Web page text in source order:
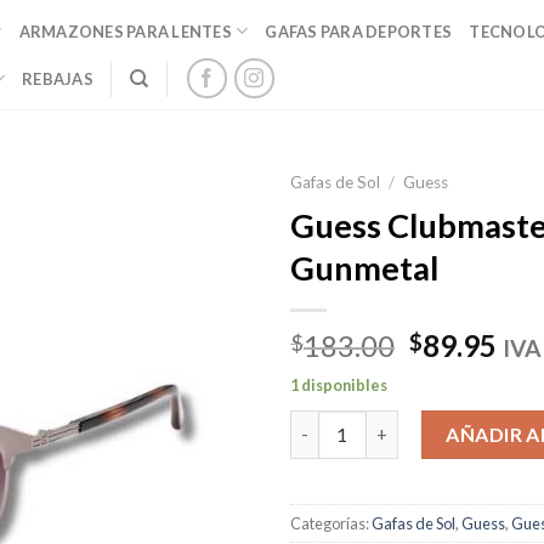
ARMAZONES PARA LENTES GAFAS PARA DEPORTES
REBAJAS
Gafas de Sol / Guess
Guess
Gunmetal
$183.00 El
original
era:
$183.00.
$89.95 El
es:
1 disponibles
Guess Clubmaster Shiny
AÑADIR
Categorías:Gafas de Sol,Guess,